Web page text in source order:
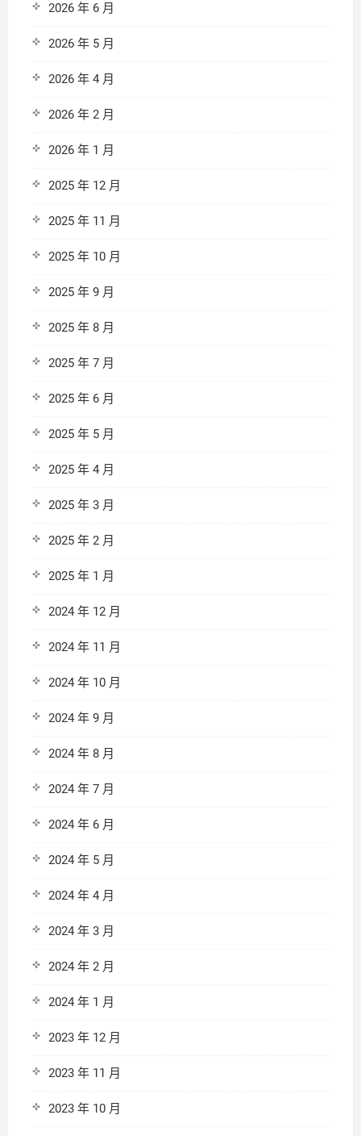
2026 年 6 月
2026 年 5 月
2026 年 4 月
2026 年 2 月
2026 年 1 月
2025 年 12 月
2025 年 11 月
2025 年 10 月
2025 年 9 月
2025 年 8 月
2025 年 7 月
2025 年 6 月
2025 年 5 月
2025 年 4 月
2025 年 3 月
2025 年 2 月
2025 年 1 月
2024 年 12 月
2024 年 11 月
2024 年 10 月
2024 年 9 月
2024 年 8 月
2024 年 7 月
2024 年 6 月
2024 年 5 月
2024 年 4 月
2024 年 3 月
2024 年 2 月
2024 年 1 月
2023 年 12 月
2023 年 11 月
2023 年 10 月